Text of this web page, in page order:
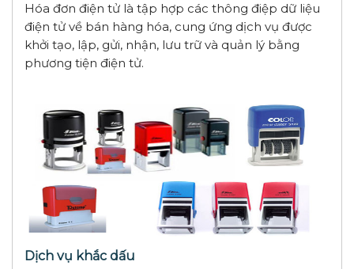
Hóa đơn điện tử là tập hợp các thông điệp dữ liệu
điện tử về bán hàng hóa, cung ứng dịch vụ được
khởi tạo, lập, gửi, nhận, lưu trữ và quản lý bằng
phương tiện điện tử.
Dịch vụ khắc dấu